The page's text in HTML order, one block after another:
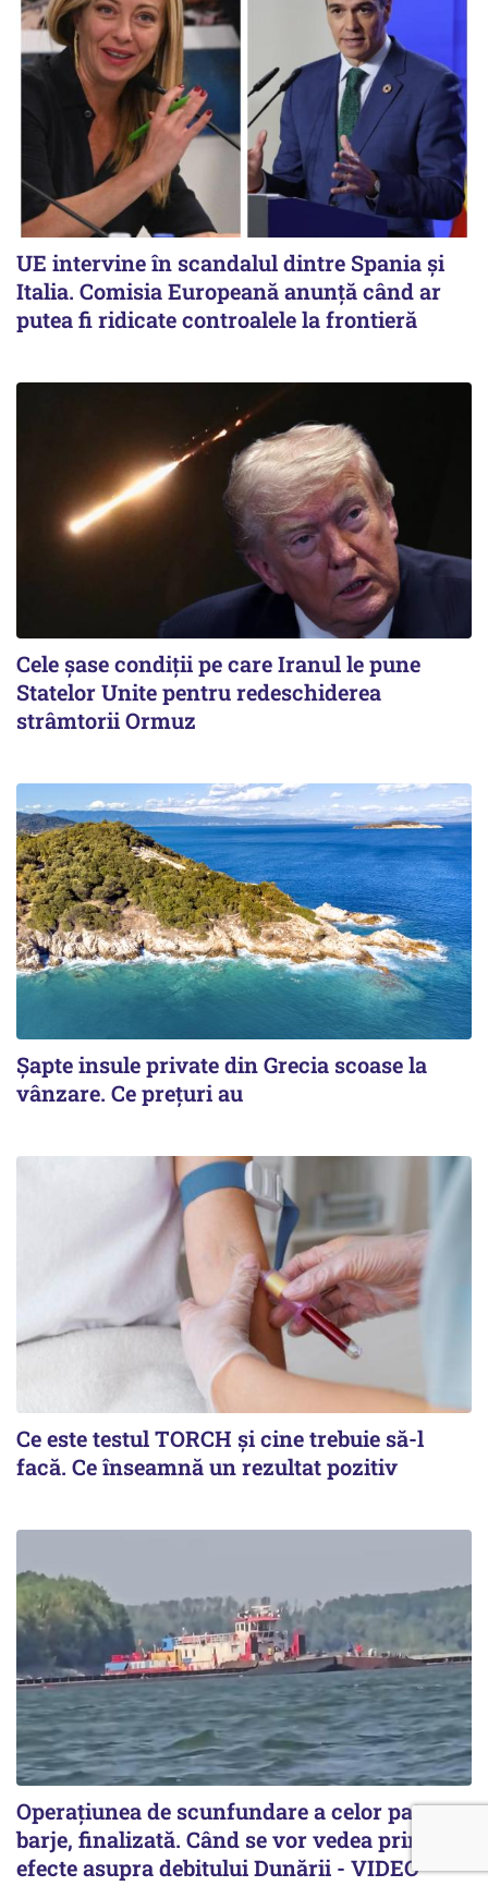
UE intervine în scandalul dintre Spania și
Italia. Comisia Europeană anunță când ar
putea fi ridicate controalele la frontieră
Cele șase condiții pe care Iranul le pune
Statelor Unite pentru redeschiderea
strâmtorii Ormuz
Șapte insule private din Grecia scoase la
vânzare. Ce prețuri au
Ce este testul TORCH și cine trebuie să-l
facă. Ce înseamnă un rezultat pozitiv
Operațiunea de scunfundare a celor patru
barje, finalizată. Când se vor vedea primele
efecte asupra debitului Dunării - VIDEO